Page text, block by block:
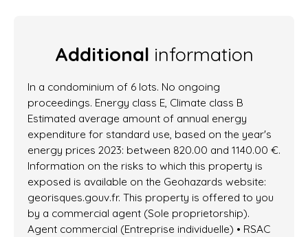
Additional information
In a condominium of 6 lots. No ongoing
proceedings. Energy class E, Climate class B
Estimated average amount of annual energy
expenditure for standard use, based on the year's
energy prices 2023: between 820.00 and 1140.00 €.
Information on the risks to which this property is
exposed is available on the Geohazards website:
georisques.gouv.fr. This property is offered to you
by a commercial agent (Sole proprietorship).
Agent commercial (Entreprise individuelle) • RSAC